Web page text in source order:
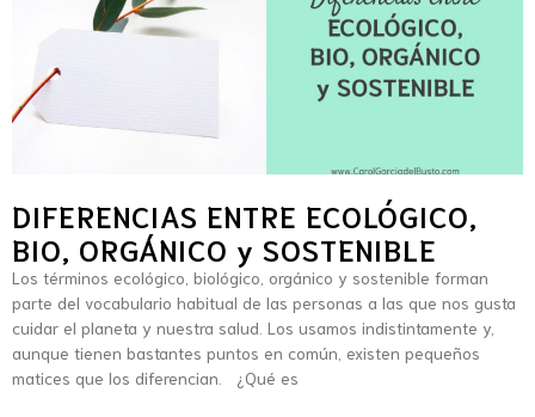
DIFERENCIAS ENTRE ECOLÓGICO,
BIO, ORGÁNICO y SOSTENIBLE
Los términos ecológico, biológico, orgánico y sostenible forman
parte del vocabulario habitual de las personas a las que nos gusta
cuidar el planeta y nuestra salud. Los usamos indistintamente y,
aunque tienen bastantes puntos en común, existen pequeños
matices que los diferencian. ¿Qué es